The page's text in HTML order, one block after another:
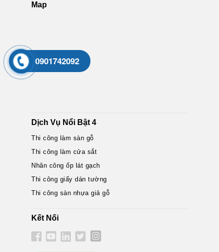
Map
Dịch Vụ Nổi Bật 4
Thi công làm sàn gỗ
Thi công làm cửa sắt
Nhân công ốp lát gạch
Thi công giấy dán tường
Thi công sàn nhựa giả gỗ
Kết Nối
0901742092